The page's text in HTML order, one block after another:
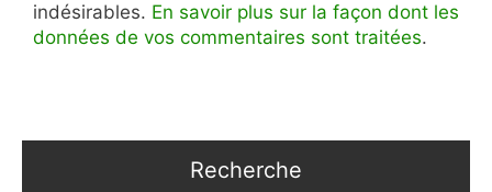
indésirables. En savoir plus sur la façon dont les
données de vos commentaires sont traitées.
Recherche